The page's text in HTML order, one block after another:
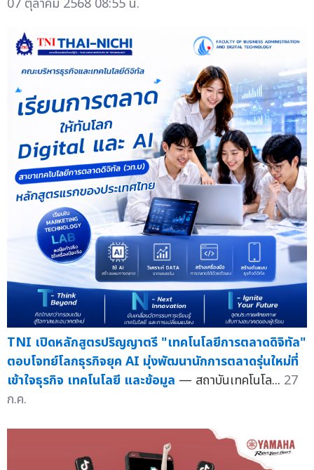
07 ตุลาคม 2568 08:55 น.
TNI เปิดหลักสูตรปริญญาตรี "เทคโนโลยีการตลาดดิจิทัล"
ตอบโจทย์โลกธุรกิจยุค AI มุ่งพัฒนานักการตลาดรุ่นใหม่ที่
เข้าใจธุรกิจ เทคโนโลยี และข้อมูล — สถาบันเทคโนโล... 27
ก.ค.